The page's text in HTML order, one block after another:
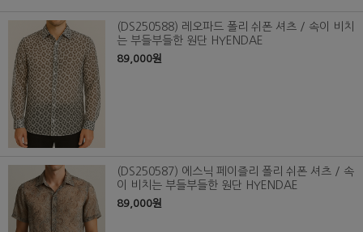
(DS250588) 레오파드 폴리 쉬폰 셔츠 / 속이 비치
는 부들부들한 원단 HYENDAE
89,000원
(DS250587) 에스닉 페이즐리 폴리 쉬폰 셔츠 / 속
이 비치는 부들부들한 원단 HYENDAE
89,000원